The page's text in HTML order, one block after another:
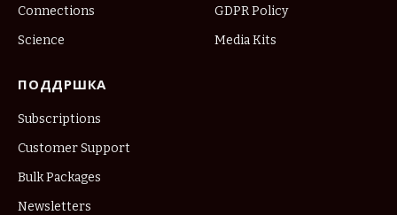
Connections
Science
GDPR Policy
Media Kits
ПОДДРШКА
Subscriptions
Customer Support
Bulk Packages
Newsletters